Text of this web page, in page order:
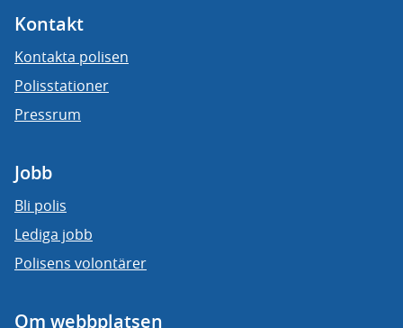
Kontakt
Kontakta polisen
Polisstationer
Pressrum
Jobb
Bli polis
Lediga jobb
Polisens volontärer
Om webbplatsen